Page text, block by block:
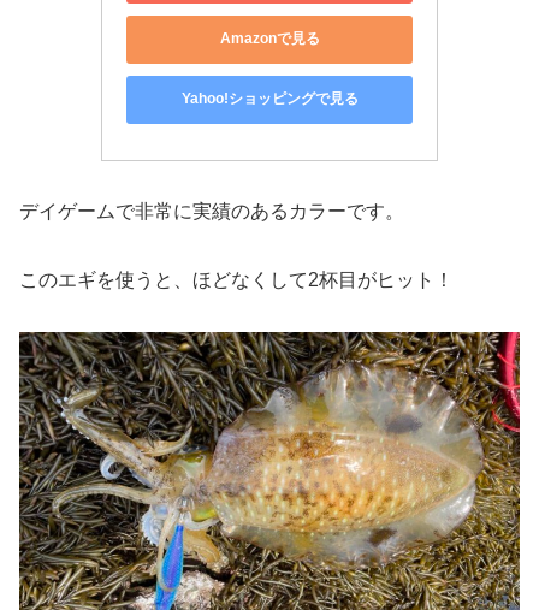
Amazonで見る
Yahoo!ショッピングで見る
デイゲームで非常に実績のあるカラーです。
このエギを使うと、ほどなくして2杯目がヒット！